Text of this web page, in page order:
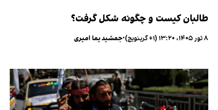
طالبان کیست و چگونه شکل گرفت؟
۸ ثور ۱۴۰۵، ۱۳:۲۰ (‎+۱ گرینویچ) •جمشید یما امیری